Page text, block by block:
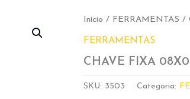
Início / FERRAMENTAS /
FERRAMENTAS
CHAVE FIXA
SKU: 3503 Categoria: